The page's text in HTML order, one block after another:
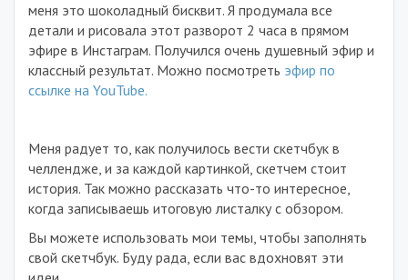
меня это шоколадный бисквит. Я продумала все
детали и рисовала этот разворот 2 часа в прямом
эфире в Инстаграм. Получился очень душевный эфир и
классный результат. Можно посмотреть эфир по
ссылке на YouTube.
Меня радует то, как получилось вести скетчбук в
челлендже, и за каждой картинкой, скетчем стоит
история. Так можно рассказать что-то интересное,
когда записываешь итоговую листалку с обзором.
Вы можете использовать мои темы, чтобы заполнять
свой скетчбук. Буду рада, если вас вдохновят эти